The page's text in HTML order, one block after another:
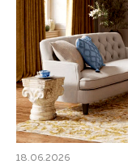
18.06.2026